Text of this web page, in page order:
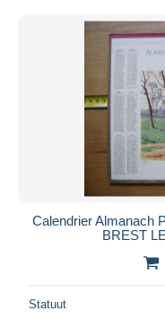
Calendrier Almanach
BREST
Statuut